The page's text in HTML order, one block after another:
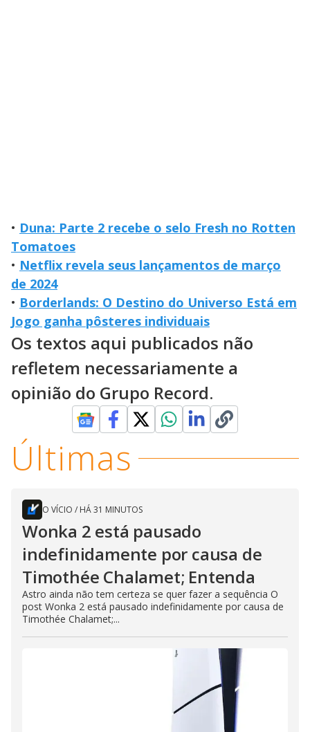
• Duna: Parte 2 recebe o selo Fresh no Rotten
Tomatoes
• Netflix revela seus lançamentos de março
de 2024
• Borderlands: O Destino do Universo Está em
Jogo ganha pôsteres individuais
Os textos aqui publicados não
refletem necessariamente a
opinião do Grupo Record.
Últimas
O VÍCIO / HÁ 31 MINUTOS
Wonka 2 está pausado
indefinidamente por causa de
Timothée Chalamet; Entenda
Astro ainda não tem certeza se quer fazer a sequência O
post Wonka 2 está pausado indefinidamente por causa de
Timothée Chalamet;...